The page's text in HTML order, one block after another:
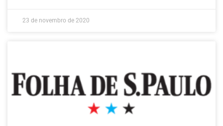
23 de novembro de 2020